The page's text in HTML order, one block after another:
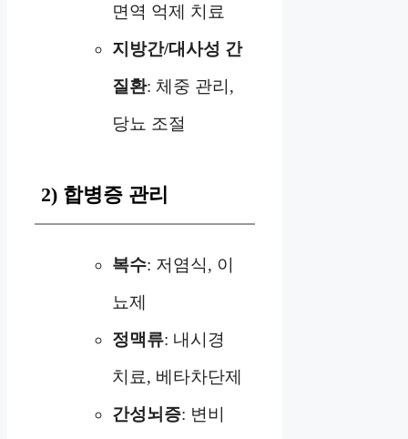
면역 억제 치료
지방간/대사성 간
질환: 체중 관리,
당뇨 조절
2) 합병증 관리
복수: 저염식, 이
뇨제
정맥류: 내시경
치료, 베타차단제
간성뇌증: 변비